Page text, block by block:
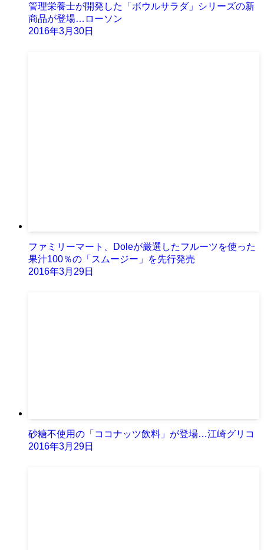
管理栄養士が開発した「ボウルサラダ」シリーズの新
商品が登場…ローソン
2016年3月30日
ファミリーマート、Doleが厳選したフルーツを使った
果汁100％の「スムージー」を先行発売
2016年3月29日
砂糖不使用の「ココナッツ飲料」が登場…江崎グリコ
2016年3月29日